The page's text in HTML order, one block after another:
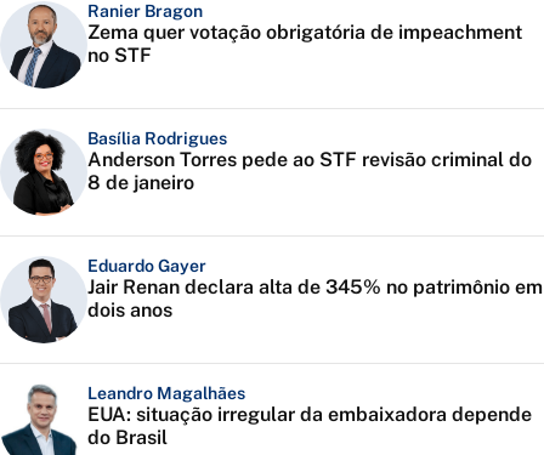
Ranier Bragon
Zema quer votação obrigatória de impeachment
no STF
Basília Rodrigues
Anderson Torres pede ao STF revisão criminal do
8 de janeiro
Eduardo Gayer
Jair Renan declara alta de 345% no patrimônio em
dois anos
Leandro Magalhães
EUA: situação irregular da embaixadora depende
do Brasil